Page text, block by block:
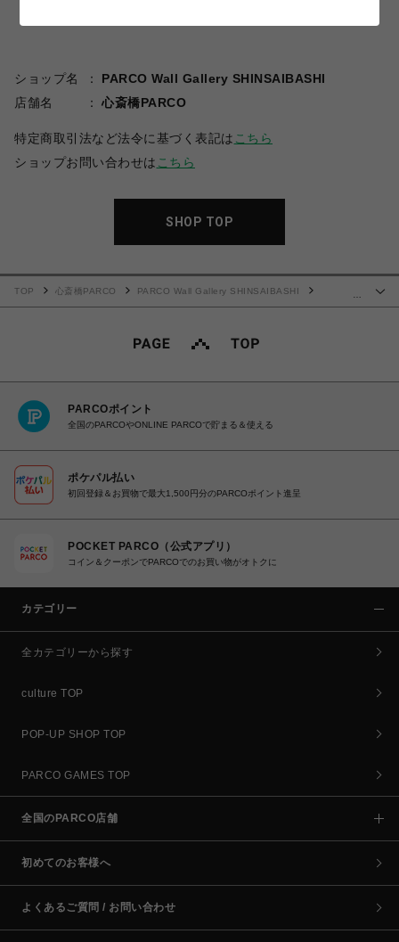
ショップ名
PARCO Wall Gallery SHINSAIBASHI
店舗名
心斎橋PARCO
特定商取引法など法令に基づく表記は こちら
ショップお問い合わせは こちら
SHOP TOP
TOP 心斎橋PARCO
PARCO Wall Gallery SHINSAIBASHI
PARCOポイント
全国のPARCOやONLINE PARCOで貯まる＆使える
ポケパル払い
初回登録＆お買物で最大1,500円分のPARCOポイント進呈
POCKET PARCO（公式アプリ）
コイン＆クーポンでPARCOでのお買い物がオトクに
カテゴリー
全カテゴリーから探す
culture TOP
POP-UP SHOP TOP
PARCO GAMES TOP
全国のPARCO店舗
初めてのお客様へ
よくあるご質問 / お問い合わせ